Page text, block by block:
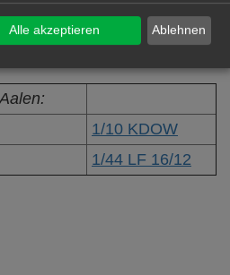
1/10 KDOW
1/44 LF 16/12
Ablehnen
Alle akzeptieren